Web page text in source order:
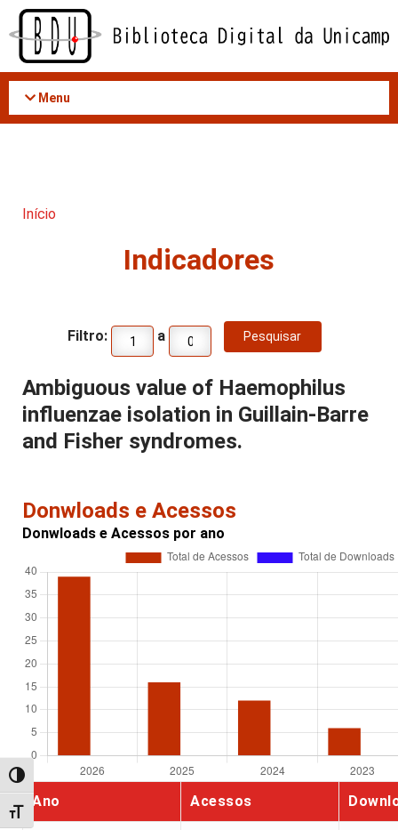
Acessar
conteúdo
Alternar alto contraste
Alternar tamanho da fonte
Menu
Início
Indicadores
Filtro: a
Ambiguous value of Haemophilus
influenzae isolation in Guillain-Barre
and Fisher syndromes.
Donwloads e Acessos
Donwloads e Acessos por ano
Ano Acessos